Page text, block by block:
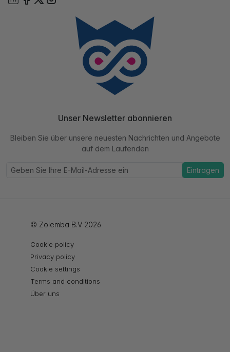
Unser Newsletter abonnieren
Bleiben Sie über unsere neuesten Nachrichten und Angebote
auf dem Laufenden
Eintragen
© Zolemba B.V 2026
Cookie policy
Privacy policy
Cookie settings
Terms and conditions
Über uns